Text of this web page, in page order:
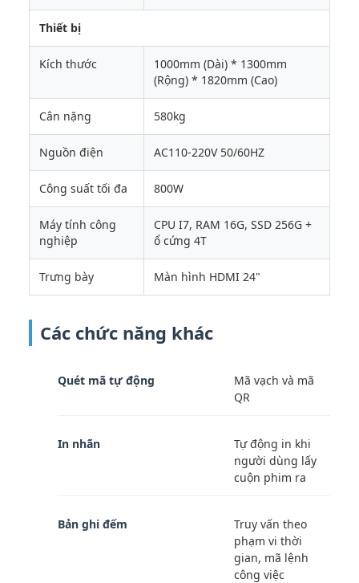
Thiết bị
Kích thước
1000mm (Dài) * 1300mm
(Rộng) * 1820mm (Cao)
Cân nặng 580kg
Nguồn điện AC110-220V 50/60HZ
Công suất tối đa 800W
Máy tính công
nghiệp
CPU I7, RAM 16G, SSD 256G +
ổ cứng 4T
Trưng bày Màn hình HDMI 24"
Các chức năng khác
Quét mã tự động
Mã vạch và mã
QR
In nhãn
Tự động in khi
người dùng lấy
cuộn phim ra
Bản ghi đếm
Truy vấn theo
phạm vi thời
gian, mã lệnh
công việc